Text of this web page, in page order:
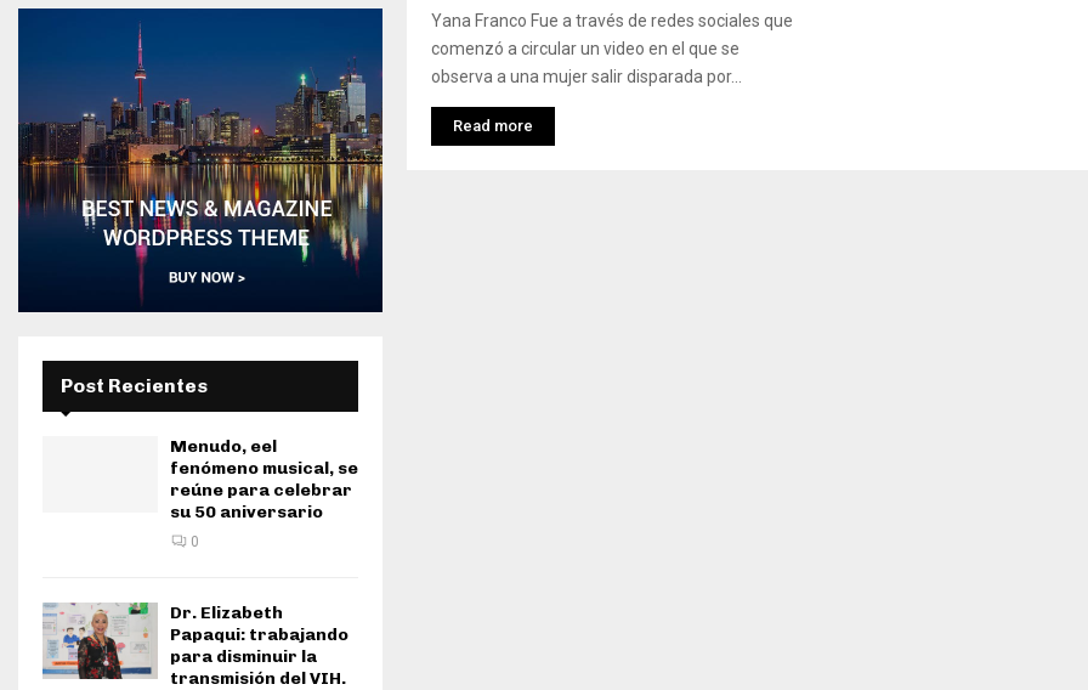
Yana Franco Fue a través de redes sociales que
comenzó a circular un video en el que se
observa a una mujer salir disparada por...
Read more
Post Recientes
Menudo, eel
fenómeno musical, se
reúne para celebrar
su 50 aniversario
0
Dr. Elizabeth
Papaqui: trabajando
para disminuir la
transmisión del VIH.